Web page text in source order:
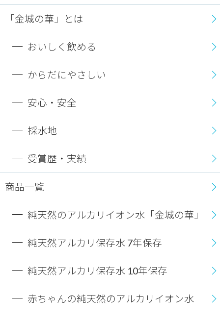
「金城の華」とは
おいしく飲める
からだにやさしい
安心・安全
採水地
受賞歴・実績
商品一覧
純天然のアルカリイオン水「金城の華」
純天然アルカリ保存水 7年保存
純天然アルカリ保存水 10年保存
赤ちゃんの純天然のアルカリイオン水